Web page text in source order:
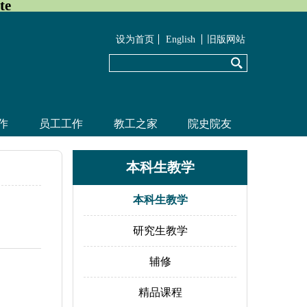
设为首页 English 旧版网站
员工工作 教工之家 院史院友
本科生教学
本科生教学
研究生教学
辅修
精品课程